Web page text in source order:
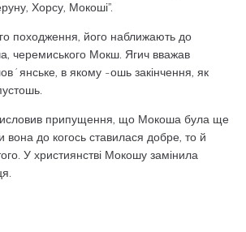
Хорсу, Мокоші”.
походження, його наближають до
черемиського Мокш. Ягич вважав
в якому -ошь закінчення, як
припущення, що Мокоша була ще
вона до когось ставилася добре, то й
У християнстві Мокошу замінила